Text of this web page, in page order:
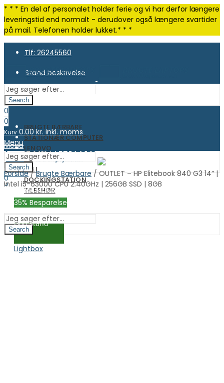
* * * En del af personalet holder ferie og vi har derfor længere
leveringstid end normalt - derudover også længere svartider
på mail. Telefonen holder lukket.* * *
Tlf: 26245560
Stand beskrivelse
Search
0
0
Kurv 0.00kr. inkl. moms
Menu
0
0
0.00kr. inkl. moms
BRUGTE BÆRBARE
STATIONÆR COMPUTER
LENOVO
HP
DELL
DOCKINGSTATION
TILBEHØR
OUTLET
Search
Menu
Search
0
Kurv 0.00kr. inkl. moms
Forside/Brugte Bærbare / OUTLET – HP Elitebook 840 G3 14” |
Intel i5-6300U CPU 2.40GHz | 256GB SSD | 8GB
35% Besparelse
God stand
Lightbox